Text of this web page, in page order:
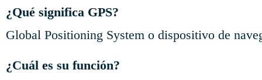
¿Qué significa GPS?
Global Positioning System o dispositivo de
¿Cuál es su función?